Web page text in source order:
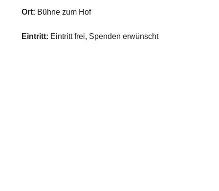
Ort: Bühne zum Hof
Eintritt: Eintritt frei, Spenden erwünscht